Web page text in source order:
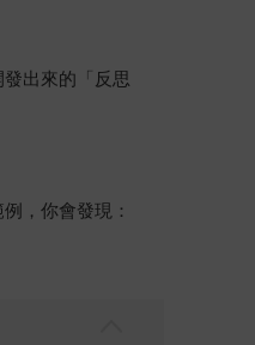
出來的「反思
，你會發現：